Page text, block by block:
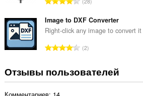
к
:
о
е
н
о
к
е
г
о
е
н
Image to DXF Converter
Right-click any image to convert
В
г
2
Отзывы пользователей
Комментариев: 14